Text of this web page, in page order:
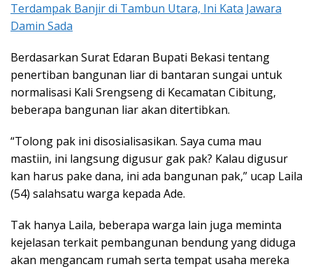
Terdampak Banjir di Tambun Utara, Ini Kata Jawara
Damin Sada
Berdasarkan Surat Edaran Bupati Bekasi tentang
penertiban bangunan liar di bantaran sungai untuk
normalisasi Kali Srengseng di Kecamatan Cibitung,
beberapa bangunan liar akan ditertibkan.
“Tolong pak ini disosialisasikan. Saya cuma mau
mastiin, ini langsung digusur gak pak? Kalau digusur
kan harus pake dana, ini ada bangunan pak,” ucap Laila
(54) salahsatu warga kepada Ade.
Tak hanya Laila, beberapa warga lain juga meminta
kejelasan terkait pembangunan bendung yang diduga
akan mengancam rumah serta tempat usaha mereka